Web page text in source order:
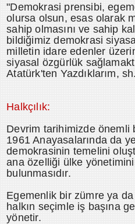
"Demokrasi prensibi,
olursa olsun, esas olarak
sahip olmasını ve sahip
bildiğimiz demokrasi
milletin idare edenler
siyasal özgürlük
Atatürk'ten Yazdıklarım,
Halkçılık:
Devrim tarihimizde önemli
1961 Anayasalarında da
demokrasinin temelini
ana özelliği ülke
bulunmasıdır.
Egemenlik bir zümre ya
halkın seçimle iş başına
yönetir.